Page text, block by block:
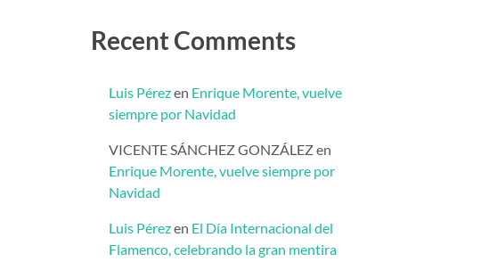
Recent Comments
Luis Pérezen Enrique Morente, vuelve
siempre por Navidad
VICENTE SÁNCHEZ GONZÁLEZen
Enrique Morente, vuelve siempre por
Navidad
Luis Pérezen El Día Internacional del
Flamenco, celebrando la gran mentira